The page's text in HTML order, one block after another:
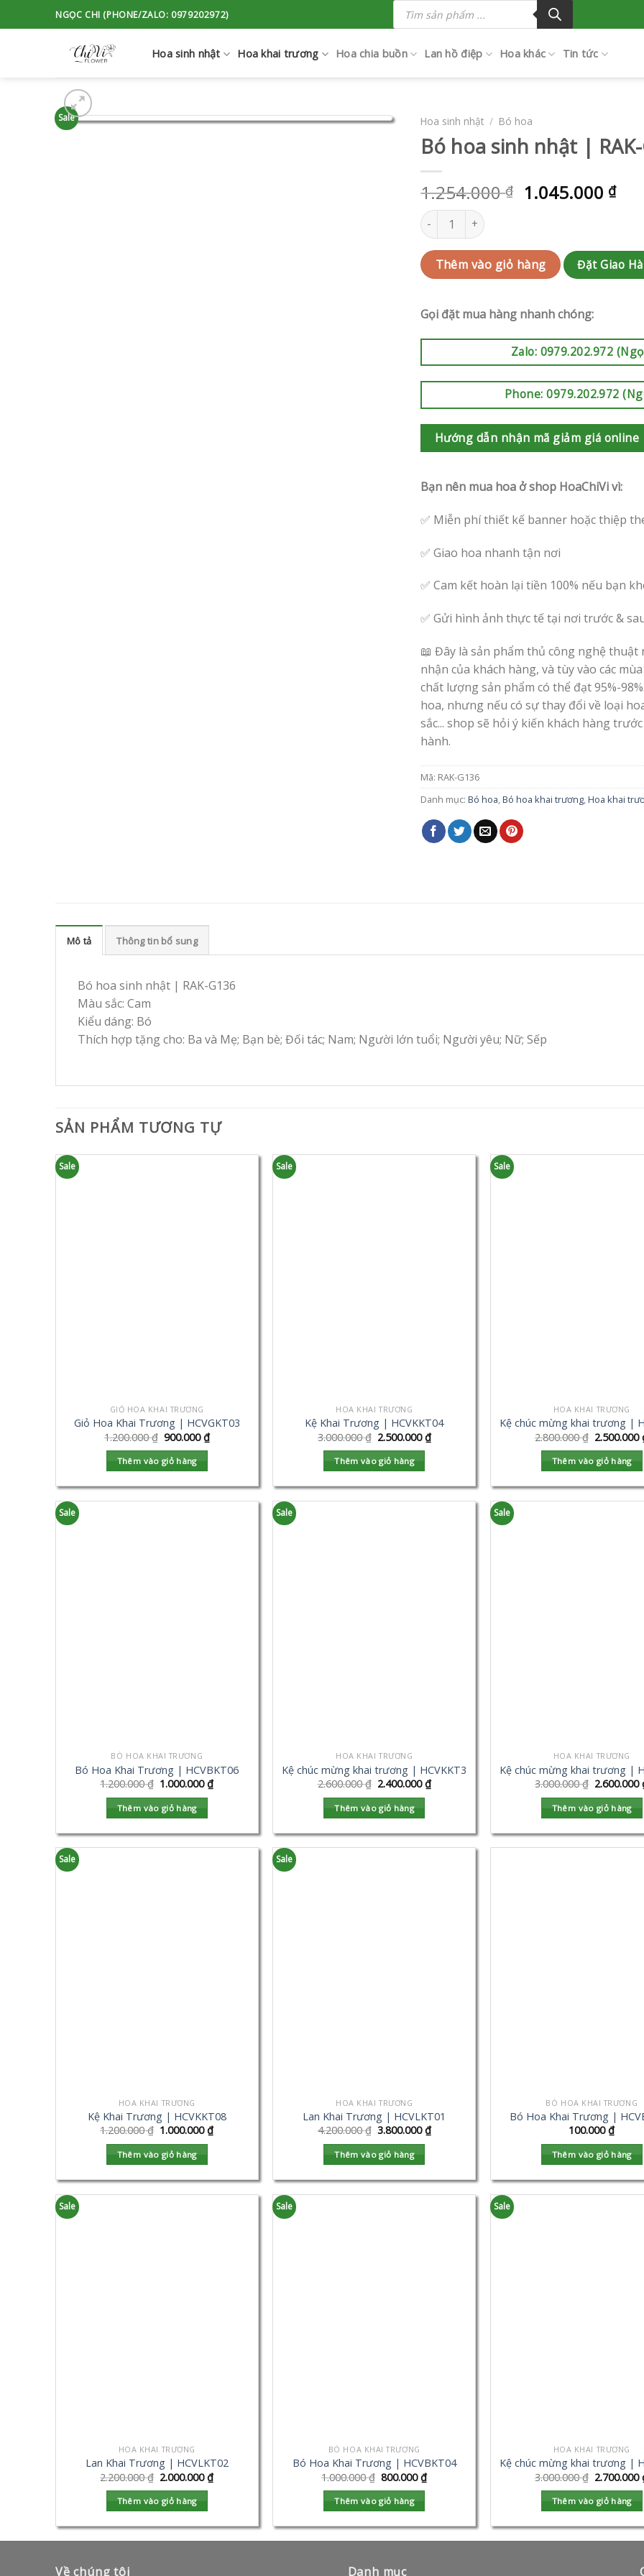
to
NGỌC CHI (PHONE/ZALO: 0979202972)
Tìm
kiếm
phẩm
Hoa sinh nhật Hoa khai trương Hoa chia buồn Lan hồ điệp Hoa khác Tin tức
Sale Hoa sinh nhật / Bó hoa
Bó hoa sinh nhật |
1.254.000₫ 1.045.000 ₫
Bó hoa sinh nhật | RAK-G136 số lượng
Thêm vào giỏ hàng Đặt Giao
Gọi đặt mua hàng nhanh chóng:
Zalo: 0979.202.972
Phone: 0979.202.972
Hướng dẫn nhận mã giảm giá online
Bạn nên mua hoa ở shop HoaChiVi vì:
✅ Miễn phí thiết kế banner hoặc thiệp
✅ Giao hoa nhanh tận nơi
✅ Cam kết hoàn lại tiền 100% nếu bạn
✅ Gửi hình ảnh thực tế tại nơi trước &
📖 Đây là sản phẩm thủ công nghệ thuật
nhận của khách hàng, và tùy vào các
chất lượng sản phẩm có thể đạt 95%-
hoa, nhưng nếu có sự thay đổi về loại
sắc... shop sẽ hỏi ý kiến khách hàng
hành.
Mã: RAK-G136
Danh mục:Bó hoa,Bó hoa khai trương,Hoa khai
Mô tả Thông tin bổ sung
Bó hoa sinh nhật | RAK-G136
Màu sắc: Cam
Kiểu dáng: Bó
Thích hợp tặng cho: Ba và Mẹ; Bạn bè; Đối tác; Nam; Người lớn tuổi; Người yêu; Nữ; Sếp
SẢN PHẨM TƯƠNG TỰ
Sale
GIỎ HOA KHAI TRƯƠNG
Giỏ Hoa Khai Trương | HCVGKT03
1.200.000₫ 900.000₫
Thêm vào giỏ hàng
Sale
HOA KHAI TRƯƠNG
Kệ Khai Trương | HCVKKT04
3.000.000₫ 2.500.000₫
Thêm vào giỏ hàng
Sale
HOA KHAI TRƯƠNG
Kệ chúc mừng khai trương |
2.800.000₫ 2.500.000
Thêm vào giỏ hàng
Sale
BÓ HOA KHAI TRƯƠNG
Bó Hoa Khai Trương | HCVBKT06
1.200.000₫ 1.000.000₫
Thêm vào giỏ hàng
Sale
HOA KHAI TRƯƠNG
Kệ chúc mừng khai trương | HCVKKT3
2.600.000₫ 2.400.000₫
Thêm vào giỏ hàng
Sale
HOA KHAI TRƯƠNG
Kệ chúc mừng khai trương |
3.000.000₫ 2.600.000
Thêm vào giỏ hàng
Sale
HOA KHAI TRƯƠNG
Kệ Khai Trương | HCVKKT08
1.200.000₫ 1.000.000₫
Thêm vào giỏ hàng
Sale
HOA KHAI TRƯƠNG
Lan Khai Trương | HCVLKT01
4.200.000₫ 3.800.000₫
Thêm vào giỏ hàng
BÓ HOA KHAI TRƯƠNG
Bó Hoa Khai Trương |
100.000₫
Thêm vào giỏ hàng
Sale
HOA KHAI TRƯƠNG
Lan Khai Trương | HCVLKT02
2.200.000₫ 2.000.000₫
Thêm vào giỏ hàng
Sale
BÓ HOA KHAI TRƯƠNG
Bó Hoa Khai Trương | HCVBKT04
1.000.000₫ 800.000₫
Thêm vào giỏ hàng
Sale
HOA KHAI TRƯƠNG
Kệ chúc mừng khai trương |
3.000.000₫ 2.700.000
Thêm vào giỏ hàng
Về chúng tôi Danh mục